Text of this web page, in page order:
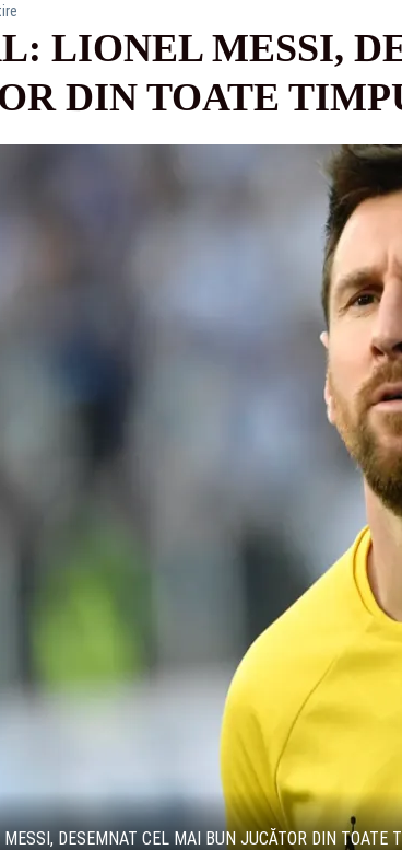
LIONEL MESSI,
DIN TOATE
DESEMNAT CEL MAI BUN JUCĂTOR DIN TOATE